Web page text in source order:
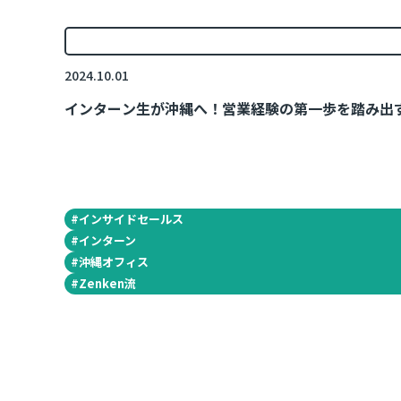
インターン生が沖縄へ！営業経験の第一歩を踏み出
2024.10.01
#インサイドセールス
#インターン
#沖縄オフィス
#Zenken流